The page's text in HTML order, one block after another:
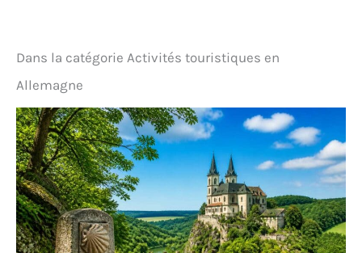
Dans la catégorie Activités touristiques en
Allemagne